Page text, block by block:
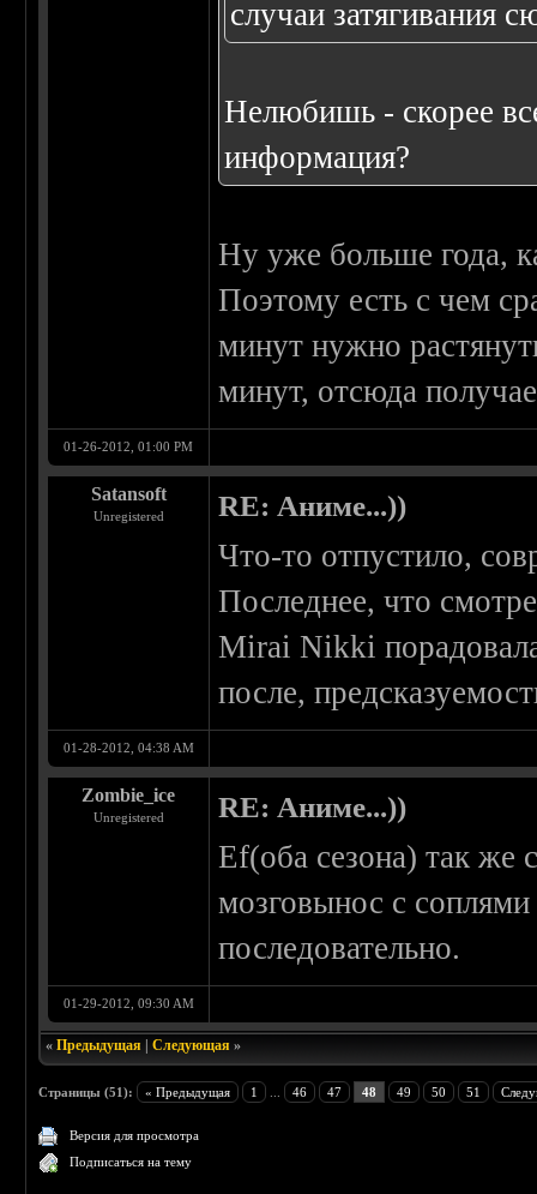
случаи затягивания
Нелюбишь - скорее
информация?
Ну уже больше года,
Поэтому есть с чем
минут нужно
минут, отсюда
01-26-2012, 01:00 PM
Satansoft
Unregistered RE: Аниме...))
Что-то отпустило,
Последнее, что
Mirai Nikki
после,
01-28-2012, 04:38 AM
Zombie_ice
Unregistered RE: Аниме...))
Ef(оба сезона) так же
мозговынос с
последовательно.
01-29-2012, 09:30 AM
«Предыдущая |Следующая »
Страницы (51): « Предыдущая 1 46 47 48 49 50 51
Версия для просмотра
Подписаться на тему